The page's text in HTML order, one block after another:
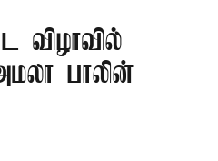
விழாவில்
பாலின்